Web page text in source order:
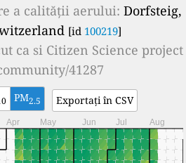
a calității aerului: Dorfsteig,
[id 100219]
ca siCitizen Science project
41287
PM2.5 Exportați în CSV
Apr May Jun Jul Aug